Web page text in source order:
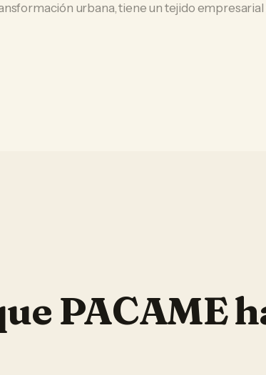
urbana, tiene un tejido empresarial
PACAME